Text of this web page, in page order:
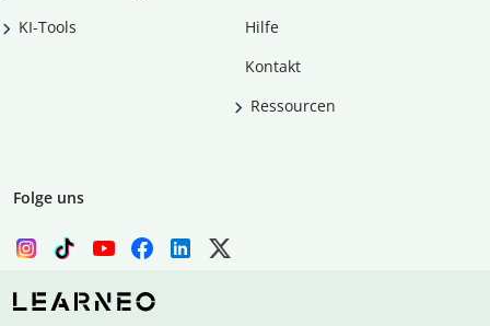
KI-Tools
Hilfe
Kontakt
Ressourcen
Folge uns